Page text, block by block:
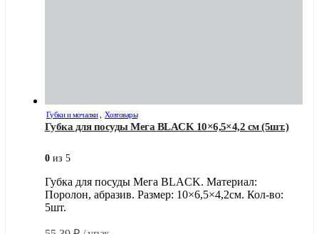
Губки и мочалки, Хозтовары
Губка для посуды Мега BLACK 10×6,5×4,2 см (5шт.)
0 из 5
Губка для посуды Мега BLACK. Материал:
Поролон, абразив. Размер: 10×6,5×4,2см. Кол-во:
5шт.